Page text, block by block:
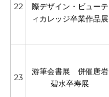
22
際デザイン・ビューテ
ィカレッジ卒業作品展
23
游筆会書展 併催唐岩
碧水卒寿展